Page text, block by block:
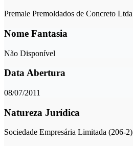
Premale Premoldados de Concreto Ltda
Nome Fantasia
Não Disponível
Data Abertura
08/07/2011
Natureza Jurídica
Sociedade Empresária Limitada (206-2)